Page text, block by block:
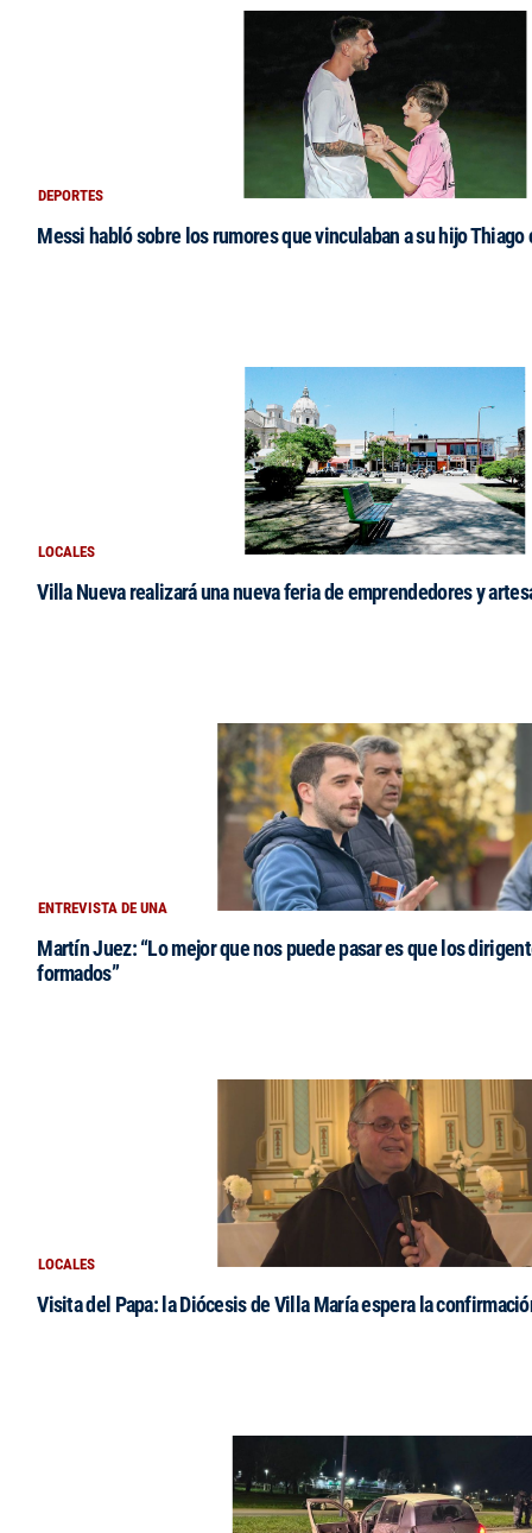
DEPORTES
Messi habló sobre los rumores que vinculaban a su hijo Thiago
LOCALES
Villa Nueva realizará una nueva feria de emprendedores y
ENTREVISTA DE UNA
Martín Juez: “Lo mejor que nos puede pasar es que los
formados”
LOCALES
Visita del Papa: la Diócesis de Villa María espera la